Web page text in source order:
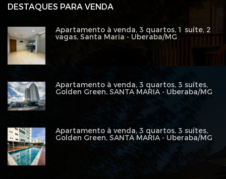
DESTAQUES PARA VENDA
Apartamento à venda, 3 quartos, 1 suíte, 2
vagas, Santa Maria - Uberaba/MG
Apartamento à venda, 3 quartos, 3 suítes,
Golden Green, SANTA MARIA - Uberaba/MG
Apartamento à venda, 3 quartos, 3 suítes,
Golden Green, SANTA MARIA - Uberaba/MG